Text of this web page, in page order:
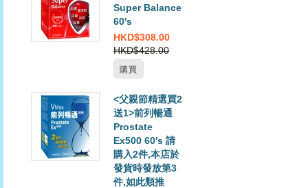
Super Balance
60's
HKD$308.00
HKD$428.00
購買
<父親節精選買2
送1>前列暢通
Prostate
Ex500 60's 請
購入2件,本店於
發貨時發放第3
件,如此類推